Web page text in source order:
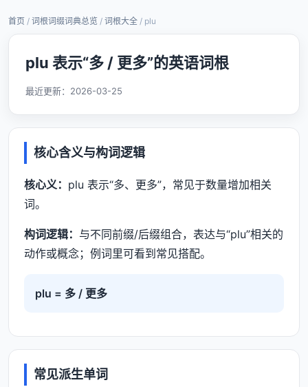
首页 / 词根词缀词典总览 / 词根大全 / plu
plu 表示“多 / 更多”的英语词根
最近更新： 2026-03-25
核心含义与构词逻辑
核心义： plu 表示“多、更多”，常见于数量增加相关
词。
构词逻辑： 与不同前缀/后缀组合，表达与“plu”相关的
动作或概念；例词里可看到常见搭配。
plu = 多 / 更多
常见派生单词